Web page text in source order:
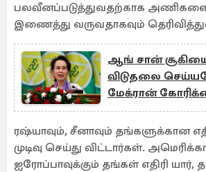
பலவீனப்படுத்துவதற்காக அணிகளை
இணைத்து வருவதாகவும்
ஆங் சான்
விடுதலை
மேக்ரான்
ரஷ்யாவும், சீனாவும் தங்களுக்கான
முடிவு செய்து விட்டார்கள்.
ஐரோப்பாவுக்கும் தங்கள் எதிரி